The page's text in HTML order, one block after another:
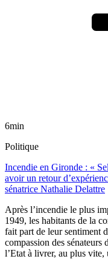
6min
Politique
Incendie en Gironde : «
avoir un retour
sénatrice Nathalie Delattre
Après l’incendie le plus
1949, les habitants de la
fait part de leur sentiment
compassion des
l’Etat à livrer, au plus vite,